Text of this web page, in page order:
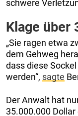
schwere
Klage über
„Sie ragen etwa
dem Gehweg
dass diese
werden“, sagte
Der Anwalt hat
35.000.000